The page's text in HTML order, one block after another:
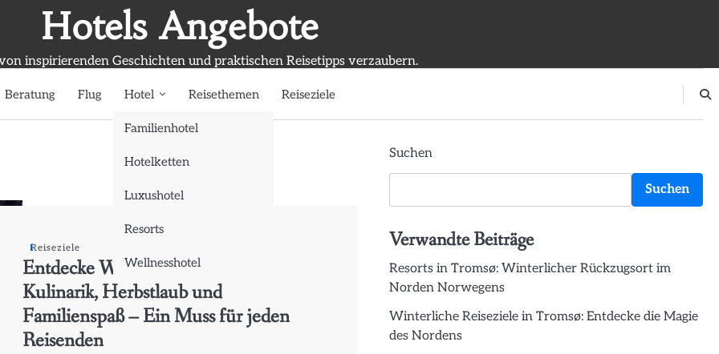
Hotels Angebote
inspirierenden Geschichten und praktischen Reisetipps verzaubern.
Beratung Flug Hotel
Familienhotel
Hotelketten
Luxushotel
Resorts
Wellnesshotel
Reisethemen Reiseziele
Reiseziele
Entdecke Wisconsin: Festivals,
Kulinarik, Herbstlaub und
Familienspaß – Ein Muss für jeden
Reisenden
Suchen
Suchen
Verwandte Beiträge
Resorts in Tromsø: Winterlicher Rückzugsort im
Norden Norwegens
Winterliche Reiseziele in Tromsø: Entdecke die Magie
des Nordens